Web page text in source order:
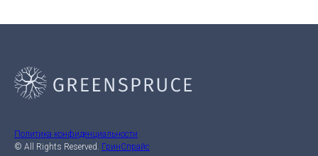
Политика конфиденциальности
© All Rights Reserved. ГринСпрайс